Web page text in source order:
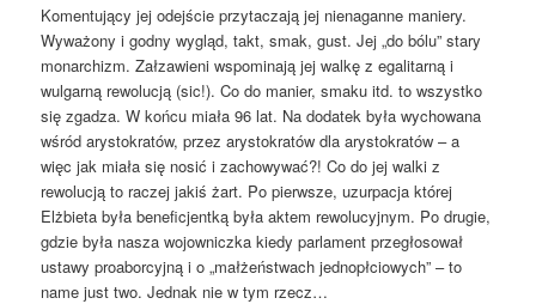
Komentujący jej odejście przytaczają jej nienaganne maniery.
Wyważony i godny wygląd, takt, smak, gust. Jej „do bólu” stary
monarchizm. Załzawieni wspominają jej walkę z egalitarną i
wulgarną rewolucją (sic!). Co do manier, smaku itd. to wszystko
się zgadza. W końcu miała 96 lat. Na dodatek była wychowana
wśród arystokratów, przez arystokratów dla arystokratów – a
więc jak miała się nosić i zachowywać?! Co do jej walki z
rewolucją to raczej jakiś żart. Po pierwsze, uzurpacja której
Elżbieta była beneficjentką była aktem rewolucyjnym. Po drugie,
gdzie była nasza wojowniczka kiedy parlament przegłosował
ustawy proaborcyjną i o „małżeństwach jednopłciowych” – to
name just two. Jednak nie w tym rzecz…